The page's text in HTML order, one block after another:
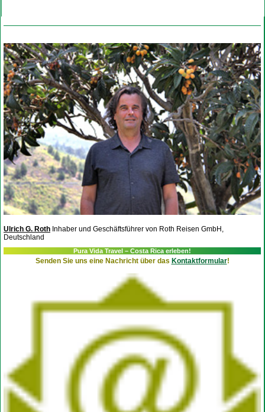
Ulrich G. Roth Inhaber und Geschäftsführer von Roth Reisen GmbH,
Deutschland
Pura Vida Travel – Costa Rica erleben!
Senden Sie uns eine Nachricht über das Kontaktformular!